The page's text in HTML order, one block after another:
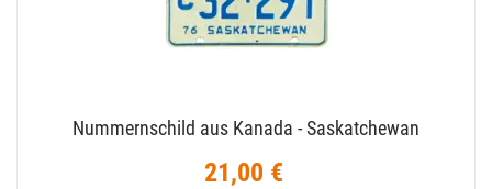
Nummernschild aus Kanada - Saskatchewan
21,00 €